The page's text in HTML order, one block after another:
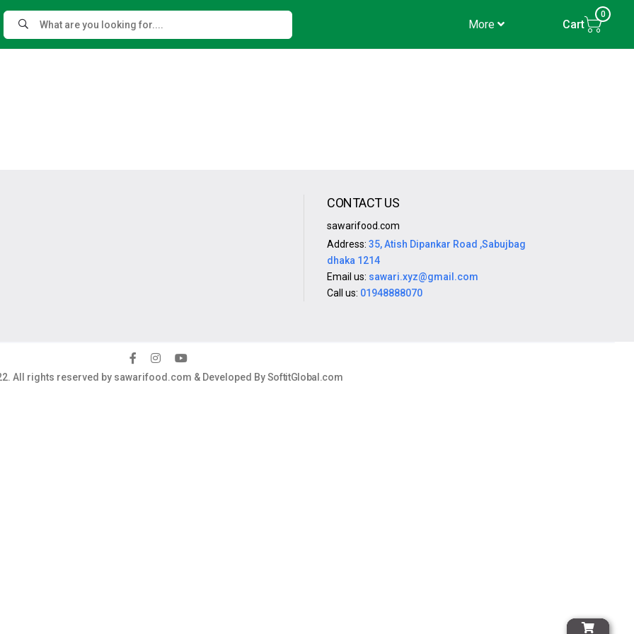
More
0
Cart
CONTACT US
sawarifood.com
Address: 35, Atish Dipankar Road ,Sabujbag
dhaka 1214
Email us: sawari.xyz@gmail.com
Call us: 01948888070
All rights reserved by sawarifood.com & Developed BySoftitGlobal.com